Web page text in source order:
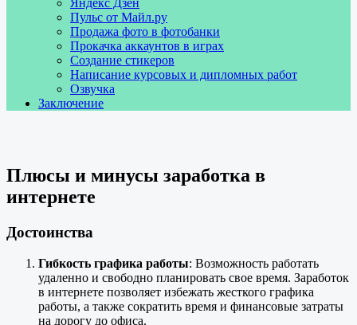
Пульс от Майл.ру
Продажа фото в фотобанки
Прокачка аккаунтов в играх
Создание стикеров
Написание курсовых и дипломных работ
Озвучка
Заключение
Плюсы и минусы заработка в
интернете
Достоинства
Гибкость графика работы: Возможность работать
удаленно и свободно планировать свое время. Заработок
в интернете позволяет избежать жесткого графика
работы, а также сократить время и финансовые затраты
на дорогу до офиса.